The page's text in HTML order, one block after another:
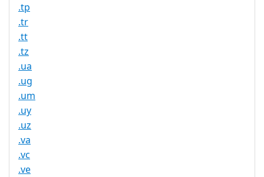
.tp
.tr
.tt
.tz
.ua
.ug
.um
.uy
.uz
.va
.vc
.ve